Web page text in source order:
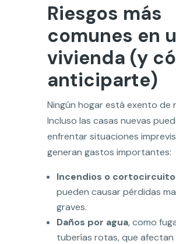
Riesgos más
comunes en
vivienda (y
anticiparte)
Ningún hogar está exento de
Incluso las casas nuevas
enfrentar situaciones
generan gastos importantes:
Incendios o
pueden causar pérdidas
graves.
Daños por agua, como
tuberías rotas, que afectan